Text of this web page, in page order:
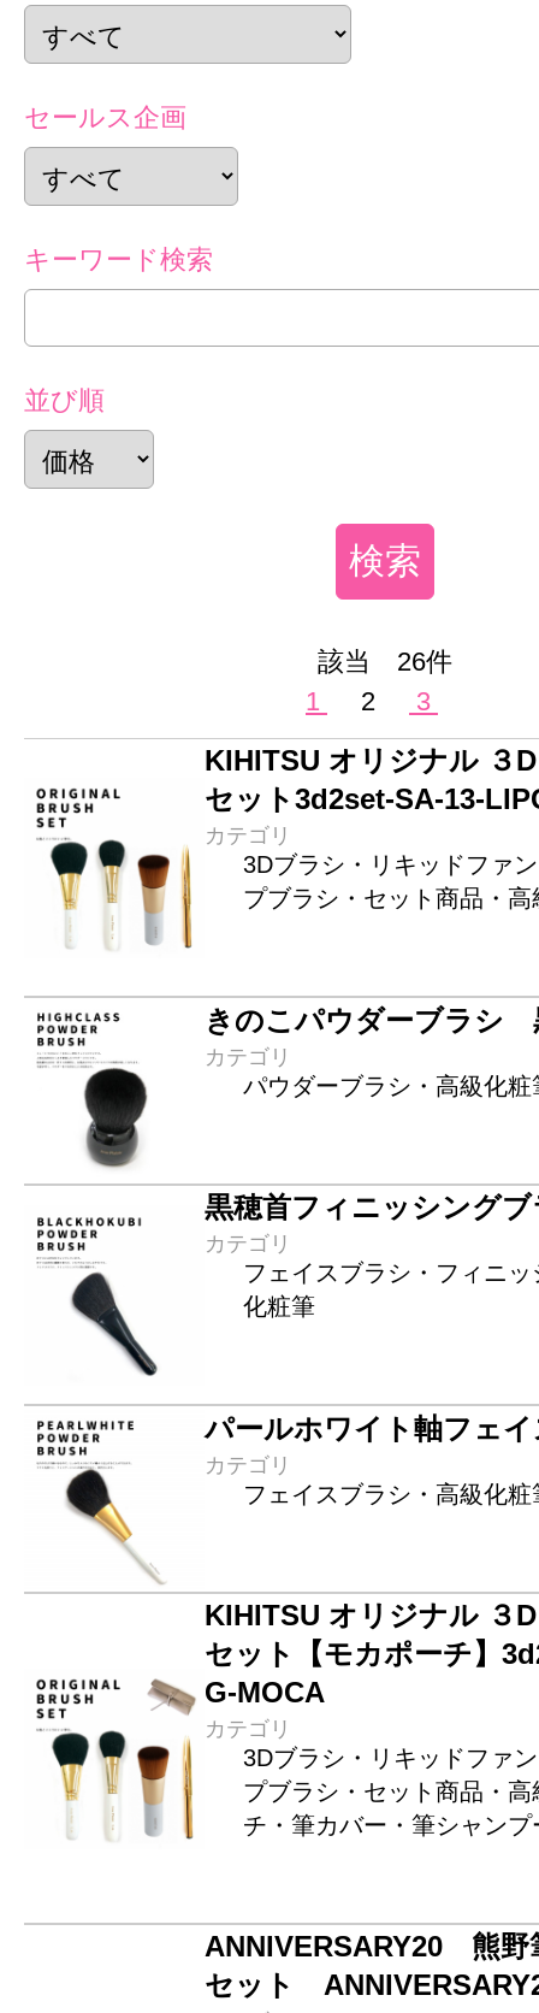
セールス企画
キーワード検索
並び順
該当 26件
1
2 3
KIHITSU オリジナル ３
セット3d2set-SA-13-
カテゴリ
3Dブラシ・リキッドファ
プブラシ・セット商品・高
きのこパウダーブラシ
カテゴリ
パウダーブラシ・高級化粧
黒穂首フィニッシング
カテゴリ
フェイスブラシ・フィニ
化粧筆
パールホワイト軸フェ
カテゴリ
フェイスブラシ・高級化粧
KIHITSU オリジナル ３
セット【モカポーチ】
G-MOCA
カテゴリ
3Dブラシ・リキッドファ
プブラシ・セット商品・
チ・筆カバー・筆シャンプ
ANNIVERSARY20 熊
セット